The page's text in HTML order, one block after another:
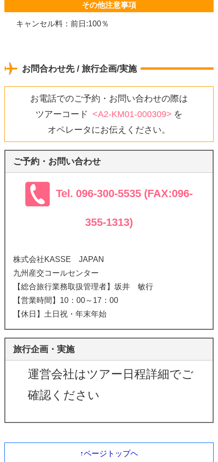
その他注意事項
キャンセル料：前日:100％
お問合わせ先 / 旅行企画/実施
お電話でのご予約・お問い合わせの際は
ツアーコード <A2-KM01-000309> を
オペレータにお伝えください。
ご予約・お問い合わせ
Tel. 096-300-5535 (FAX:096-
355-1313)
株式会社KASSE JAPAN
九州産交コールセンター
【総合旅行業務取扱管理者】坂井 敏行
【営業時間】10：00～17：00
【休日】土日祝・年末年始
旅行企画・実施
運営会社はツアー日程詳細でご
確認ください
↑ページトップヘ